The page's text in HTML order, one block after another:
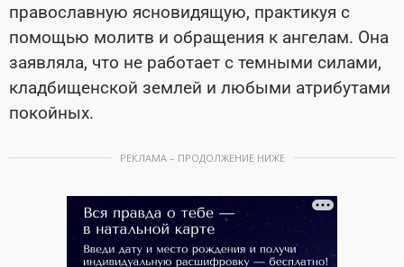
православную ясновидящую, практикуя с
помощью молитв и обращения к ангелам. Она
заявляла, что не работает с темными силами,
кладбищенской землей и любыми атрибутами
покойных.
РЕКЛАМА – ПРОДОЛЖЕНИЕ НИЖЕ